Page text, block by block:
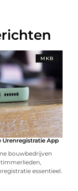
MKB
Urenregistratie App
bouwbedrijven
timmerlieden,
essentieel.